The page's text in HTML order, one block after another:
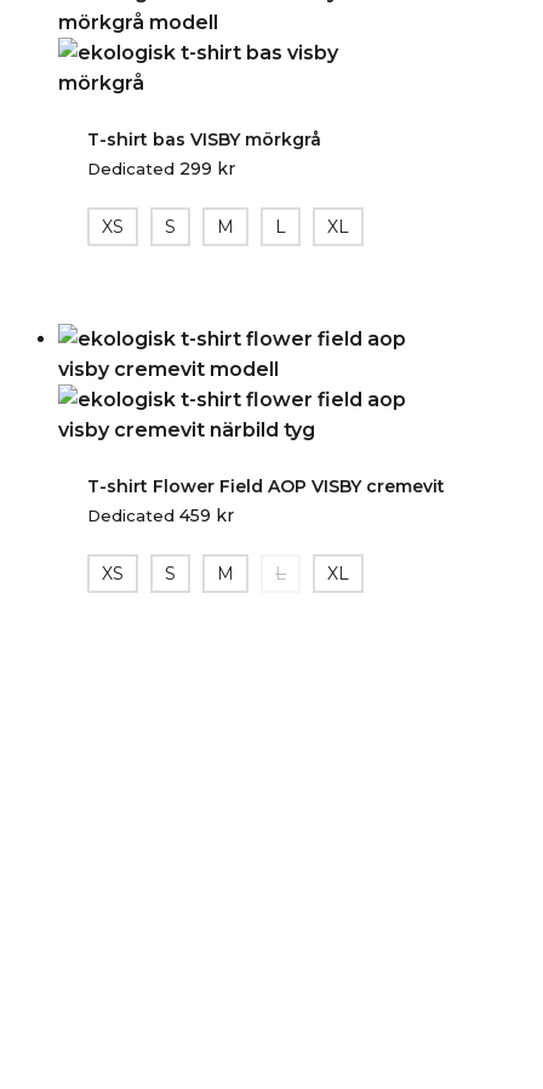
T-shirt bas VISBY mörkgrå
Dedicated 299 kr
XS S M L XL
T-shirt Flower Field AOP VISBY cremevit
Dedicated 459 kr
XS S M L XL